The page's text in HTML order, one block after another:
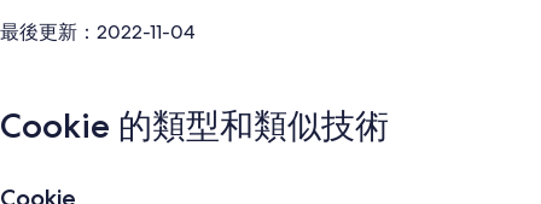
最後更新：2022-11-04
Cookie 的類型和類似技術
Cookie